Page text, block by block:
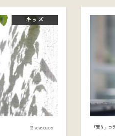
キッズ
2026.08.05 「買う」コ